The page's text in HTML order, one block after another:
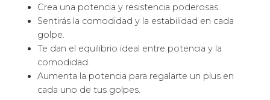
Crea una potencia y resistencia poderosas.
Sentirás la comodidad y la estabilidad en cada
golpe.
Te dan el equilibrio ideal entre potencia y la
comodidad.
Aumenta la potencia para regalarte un plus en
cada uno de tus golpes.